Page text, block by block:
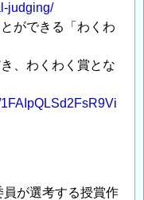
judging/
ができる「わくわ
、わくわく賞とな
が選考する授賞作